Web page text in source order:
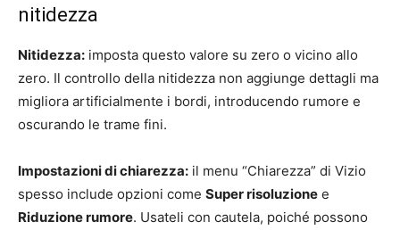
nitidezza
Nitidezza: imposta questo valore su zero o vicino allo
zero. Il controllo della nitidezza non aggiunge dettagli ma
migliora artificialmente i bordi, introducendo rumore e
oscurando le trame fini.
Impostazioni di chiarezza: il menu “Chiarezza” di Vizio
spesso include opzioni come Super risoluzione e
Riduzione rumore. Usateli con cautela, poiché possono